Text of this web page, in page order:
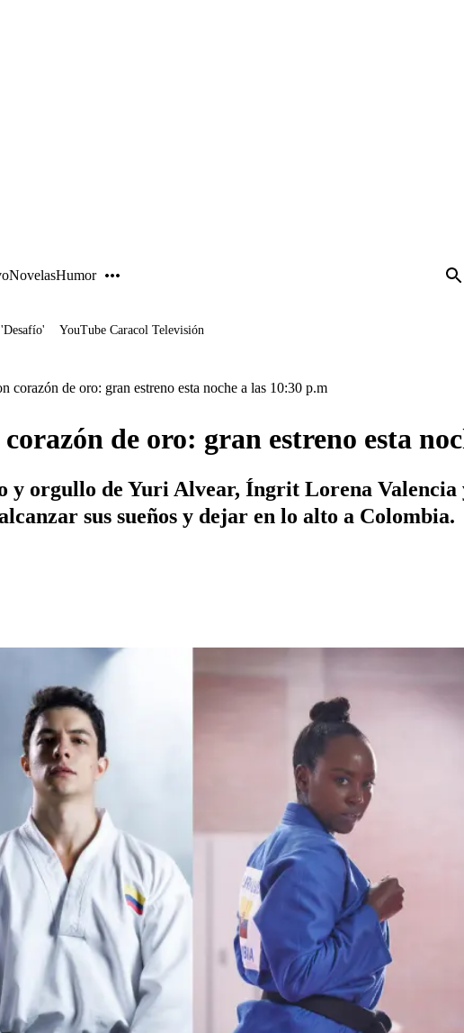
NovelasHumor
YouTube Caracol Televisión
corazón de oro: gran estreno esta noche a las 10:30 p.m
de oro: gran estreno esta
y orgullo de Yuri Alvear, Íngrit Lorena
sus sueños y dejar en lo alto a Colombia.